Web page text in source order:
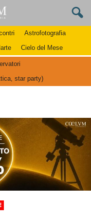
Astrofotografia
Cielo del Mese
star party)